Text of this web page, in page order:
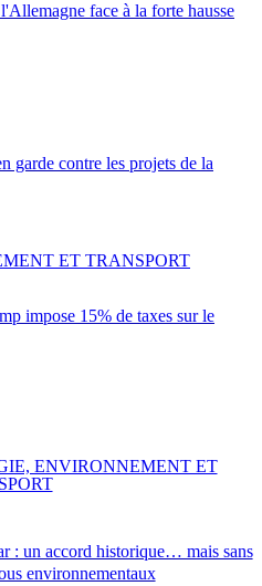
face à la forte hausse
garde contre les projets de la
impose 15% de taxes sur le
ET TRANSPORT
: un accord historique… mais sans
environnementaux
ENVIRONNEMENT ET